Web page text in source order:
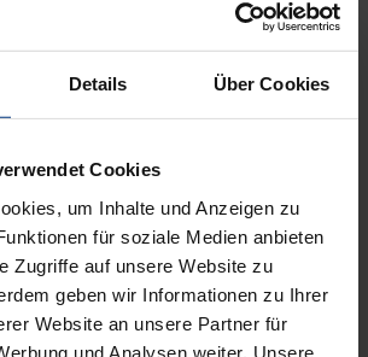
Details Über Cookies
Cookies
um Inhalte und Anzeigen zu
für soziale Medien anbieten
Zugriffe auf unsere Website zu
geben wir Informationen zu Ihrer
Website an unsere Partner für
und Analysen weiter. Unsere
aufgeladenen Zeit, die im
katholisch-marianisch geprägte
dem Magnificat. Die polyphone
Lobgesang aus Lukas 1, 46b-
mit Messvertonungen und
Repertoire des
In diesem Zusammenhang weisen